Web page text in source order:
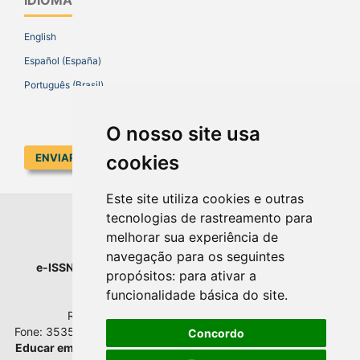
O nosso site usa
cookies
Este site utiliza cookies e outras
tecnologias de rastreamento para
melhorar sua experiência de
navegação para os seguintes
propósitos: para ativar a
funcionalidade básica do site.
Concordo
English
Español (España)
Português (Brasil)
ENVIAR SUBMISSÃO
EDUCAR EM REVISTA
e-ISSN : 1984-0411 | Prefixo DOI : 10.1590 |
Universidade Federal do Paraná
Setor de Educação - Campus Rebouças
Rua Rockefeller, nº 57, 2.º andar - Sala 202
Fone: 3535-6207 | Bairro: Rebouças | Curitiba - Paraná - Brasil
Educar em Revistaesta licenciada comCreative Commons BY